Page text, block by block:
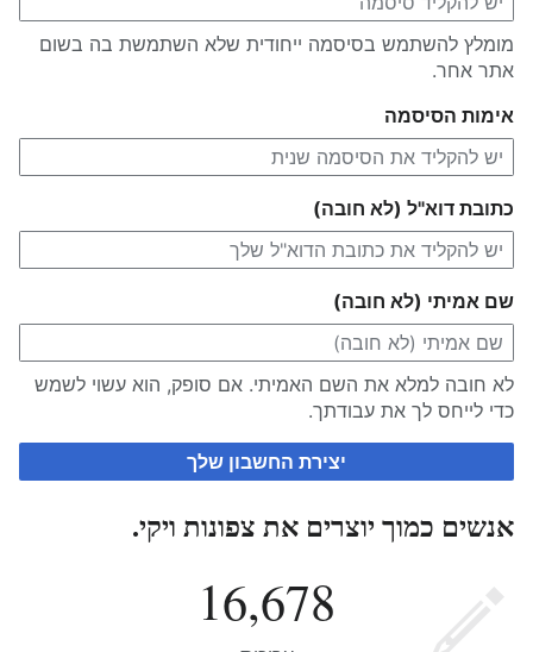
מומלץ להשתמש בסיסמה ייחודית שלא השתמשת בה בשום
אתר אחר.
אימות הסיסמה
כתובת דוא"ל (לא חובה)
שם אמיתי (לא חובה)
לא חובה למלא את השם האמיתי. אם סופק, הוא עשוי לשמש
כדי לייחס לך את עבודתך.
יצירת החשבון שלך
אנשים כמוך יוצרים את צפונות ויקי.
16,678